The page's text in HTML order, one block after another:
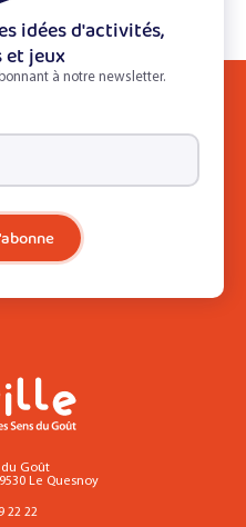
idées d'activités,
et jeux
à notre newsletter.
du Goût
Le Quesnoy
22 22